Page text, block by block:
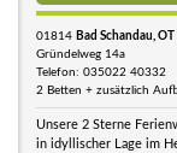
01814 Bad Schandau, OT
Gründelweg 14a
Telefon: 035022 40332
2 Betten + zusätzlich
Unsere 2 Sterne
in idyllischer Lage im